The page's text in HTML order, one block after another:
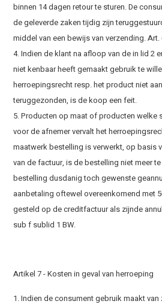
binnen 14 dagen retour te sturen. De
de geleverde zaken tijdig zijn
middel van een bewijs van verzending. Art.
4. Indien de klant na afloop van de in lid 2
niet kenbaar heeft gemaakt gebruik te
herroepingsrecht resp. het product niet
teruggezonden, is de koop een feit.
5. Producten op maat of producten welke
voor de afnemer vervalt het
maatwerk bestelling is verwerkt, op basis
van de factuur, is de bestelling niet meer
bestelling dusdanig toch gewenste
aanbetaling oftewel overeenkomend met
gesteld op de creditfactuur als zijnde
sub f sublid 1 BW.
Artikel 7 - Kosten in geval van herroeping
1. Indien de consument gebruik maakt